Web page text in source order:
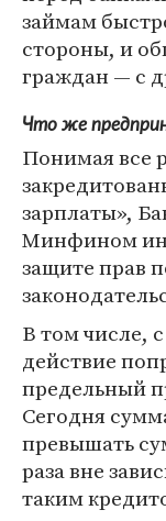
займам
стороны, и
граждан — с
Что же
Понимая все
зарплаты»,
Минфином
защите прав
В том числе,
действие
предельный
Сегодня
превышать
раза вне
таким